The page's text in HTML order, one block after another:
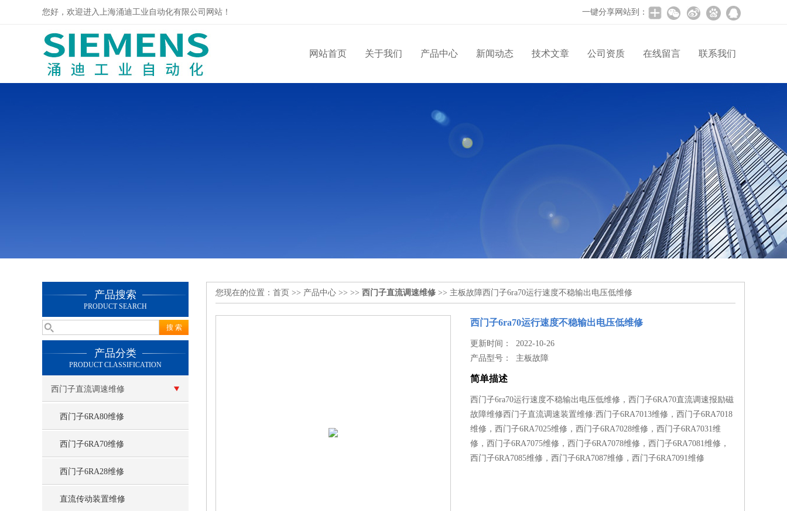
您好，欢迎进入上海涌迪工业自动化有限公司网站！ 一键分享网站到：
网站首页 关于我们 产品中心 新闻动态 技术文章 公司资质 在线留言 联系我们
产品搜索
PRODUCT SEARCH
产品分类
PRODUCT CLASSIFICATION
西门子直流调速维修
西门子6RA80维修
西门子6RA70维修
西门子6RA28维修
直流传动装置维修
您现在的位置： 首页 >> 产品中心 >> >> 西门子直流调速维修 >> 主板故障西门子6ra70运行速度不稳输出电压低维修
西门子6ra70运行速度不稳输出电压低维修
更新时间： 2022-10-26
产品型号： 主板故障
简单描述
西门子6ra70运行速度不稳输出电压低维修，西门子6RA70直流调速报励磁
故障维修西门子直流调速装置维修:西门子6RA7013维修，西门子6RA7018
维修，西门子6RA7025维修，西门子6RA7028维修，西门子6RA7031维
修，西门子6RA7075维修，西门子6RA7078维修，西门子6RA7081维修，
西门子6RA7085维修，西门子6RA7087维修，西门子6RA7091维修